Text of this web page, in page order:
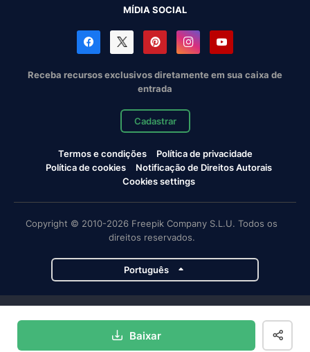
Baixar
MÍDIA SOCIAL
Receba recursos exclusivos diretamente em sua caixa de
entrada
Cadastrar
Termos e condições
Política de privacidade
Política de cookies
Notificação de Direitos Autorais
Cookies settings
Copyright © 2010-2026 Freepik Company S.L.U. Todos os
direitos reservados.
Português
Magnific Flaticon